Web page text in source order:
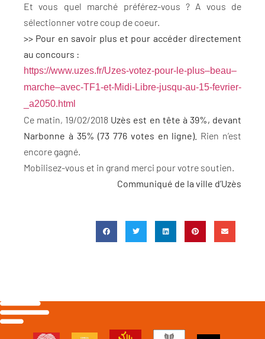
Et vous quel marché préférez-vous ? A vous de
sélectionner votre coup de coeur.
>> Pour en savoir plus et pour accéder directement
au concours :
https://www.uzes.fr/Uzes-votez-pour-le-plus–beau–
marche–avec-TF1-et-Midi-Libre-jusqu-au-15-fevrier-
_a2050.html
Ce matin, 19/02/2018 Uzès est en tête à 39%, devant
Narbonne à 35% (73 776 votes en ligne). Rien n’est
encore gagné.
Mobilisez-vous et in grand merci pour votre soutien.
Communiqué de la ville d’Uzès